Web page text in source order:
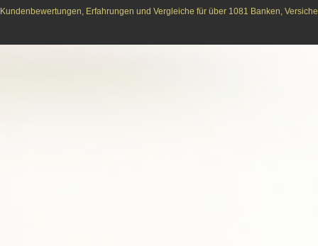
Kundenbewertungen, Erfahrungen und Vergleiche für über 1081 Banken,